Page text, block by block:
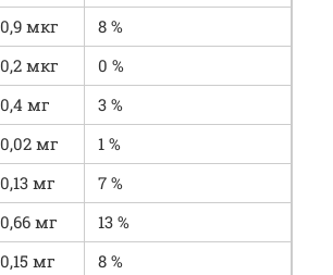
0,9 мкг
8 %
0,2 мкг
0 %
0,4 мг
3 %
0,02 мг
1 %
0,13 мг
7 %
0,66 мг
13 %
0,15 мг 8 %